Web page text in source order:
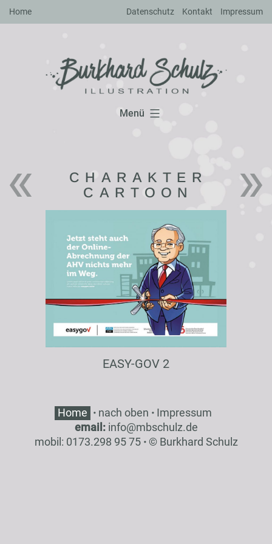
Zum
Home Datenschutz Kontakt Impressum
Menü
CHARAKTER
CARTOON
EASY-GOV 2
Home · nach oben · Impressum
email: info@mbschulz.de
mobil: 0173.298 95 75 · © Burkhard Schulz